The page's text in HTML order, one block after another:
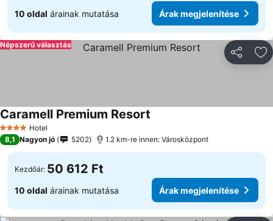
10 oldal árainak mutatása Árak megjelenítése
Népszerű választás
4 KategóriaHotel
Caramell Premium Resort
8,1 Nagyon jó 5202 1.2 km-re innen: Városközpont
Kezdőár: 50 612 Ft
10 oldal árainak mutatása Árak megjelenítése